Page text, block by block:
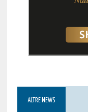
ALTRE NEWS